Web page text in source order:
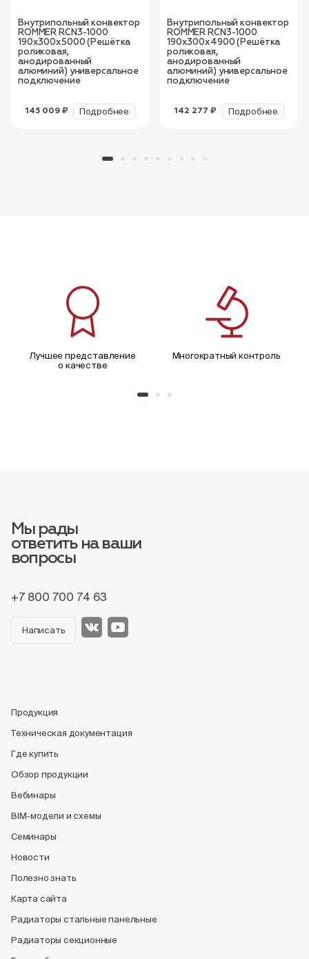
Внутрипольный конвектор
ROMMER RCN3-1000
190х300х5000 (Решётка
роликовая,
анодированный
алюминий) универсальное
подключение
145 009 ₽ Подробнее
Внутрипольный конвектор
ROMMER RCN3-1000
190х300х4900 (Решётка
роликовая,
анодированный
алюминий) универсальное
подключение
142 277 ₽ Подробнее
Лучшее представление
о качестве
Многократный контроль
Мы рады
ответить на ваши
вопросы
+7 800 700 74 63
Написать
Продукция
Техническая документация
Где купить
Обзор продукции
Вебинары
BIM-модели и схемы
Семинары
Новости
Полезно знать
Карта сайта
Радиаторы стальные панельные
Радиаторы секционные